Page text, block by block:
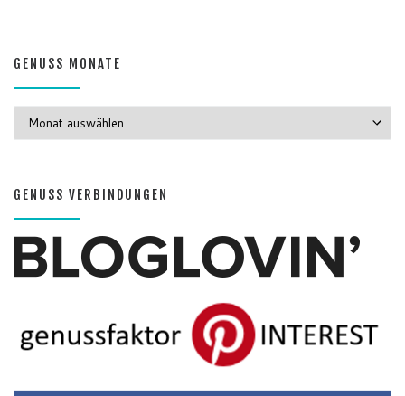
GENUSS MONATE
GENUSS VERBINDUNGEN